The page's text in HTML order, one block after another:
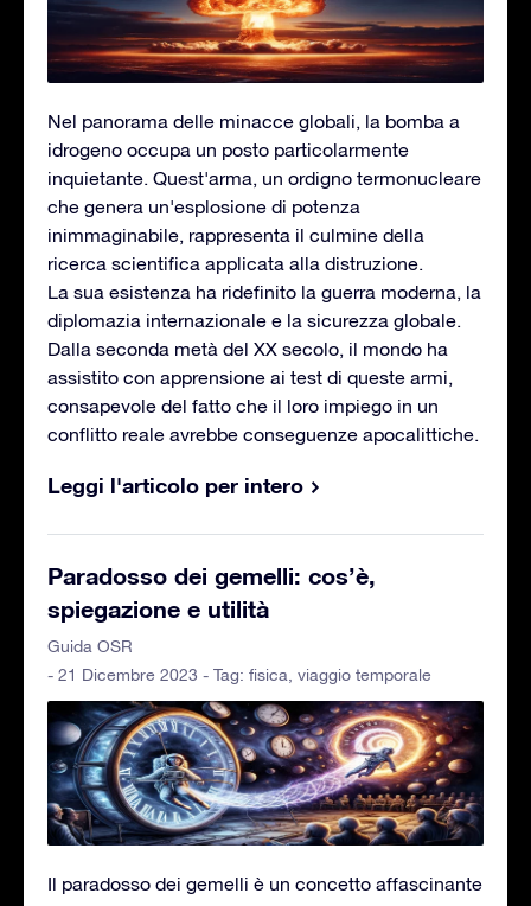
Nel panorama delle minacce globali, la bomba a
idrogeno occupa un posto particolarmente
inquietante. Quest'arma, un ordigno termonucleare
che genera un'esplosione di potenza
inimmaginabile, rappresenta il culmine della
ricerca scientifica applicata alla distruzione.
La sua esistenza ha ridefinito la guerra moderna, la
diplomazia internazionale e la sicurezza globale.
Dalla seconda metà del XX secolo, il mondo ha
assistito con apprensione ai test di queste armi,
consapevole del fatto che il loro impiego in un
conflitto reale avrebbe conseguenze apocalittiche.
Leggi l'articolo per intero
Paradosso dei gemelli: cos’è,
spiegazione e utilità
Guida OSR
- 21 Dicembre 2023 - Tag: fisica, viaggio temporale
Il paradosso dei gemelli è un concetto affascinante